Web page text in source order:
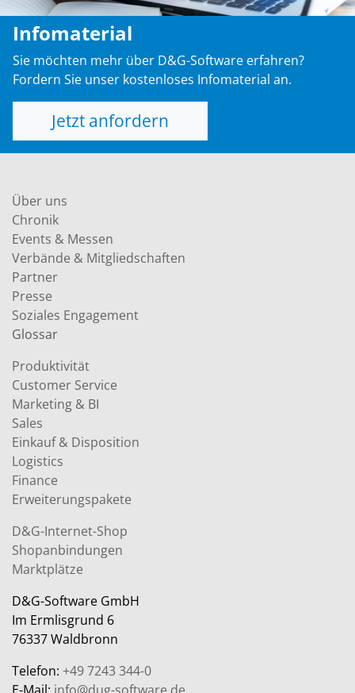
Infomaterial
Sie möchten mehr über D&G-Software erfahren?
Fordern Sie unser kostenloses Infomaterial an.
Jetzt anfordern
Über uns
Chronik
Events & Messen
Verbände & Mitgliedschaften
Partner
Presse
Soziales Engagement
Glossar
Produktivität
Customer Service
Marketing & BI
Sales
Einkauf & Disposition
Logistics
Finance
Erweiterungspakete
D&G-Internet-Shop
Shopanbindungen
Marktplätze
D&G-Software GmbH
Im Ermlisgrund 6
76337 Waldbronn
Telefon: +49 7243 344-0